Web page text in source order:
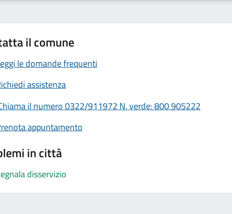
il comune
le domande frequenti
assistenza
il numero 0322/911972 N. verde: 800 905222
appuntamento
in città
disservizio